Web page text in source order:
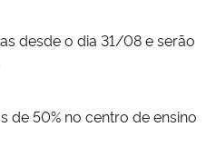
desde o dia 31/08 e serão
de 50% no centro de ensino